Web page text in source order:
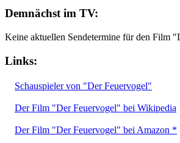
Demnächst im TV:
Keine aktuellen Sendetermine für den Film
Links:
Schauspieler von "Der Feuervogel"
Der Film "Der Feuervogel" bei Wikipedia
Der Film "Der Feuervogel" bei Amazon *